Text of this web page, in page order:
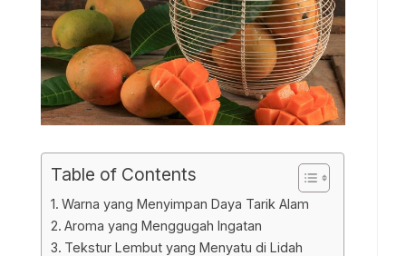
Table of Contents
Warna yang Menyimpan Daya Tarik Alam
Aroma yang Menggugah Ingatan
Tekstur Lembut yang Menyatu di Lidah